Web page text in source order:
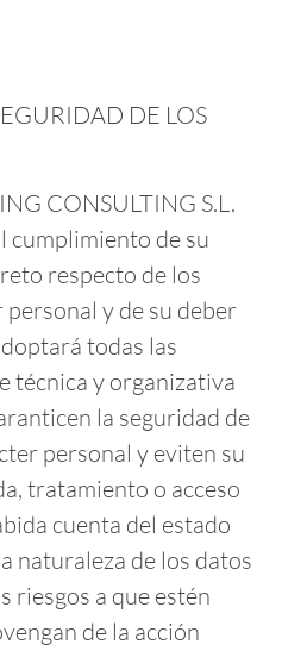
DE LOS
CONSULTING S.L.
cumplimiento de su
respecto de los
y de su deber
todas las
técnica y organizativa
la seguridad de
personal y eviten su
tratamiento o acceso
cuenta del estado
naturaleza de los datos
riesgos a que estén
de la acción